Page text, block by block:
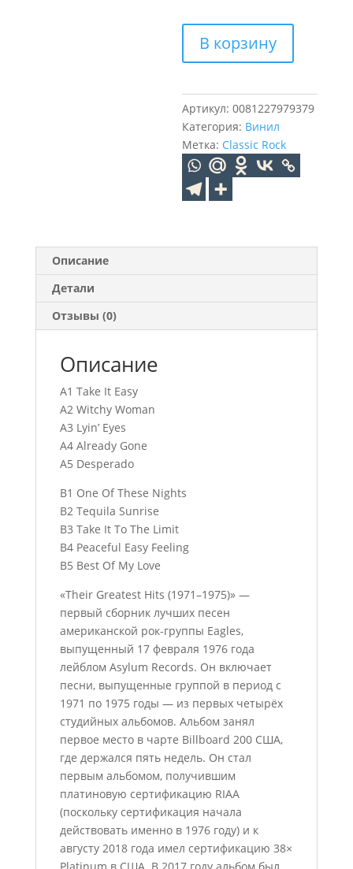
товара
Eagles
Greatest
Hits
1971-
1975
(1LP)
В корзину
Артикул:0081227979379
Категория: Винил
Метка: Classic Rock
Описание
Детали
Отзывы (0)
Описание
A1 Take It Easy
A2 Witchy Woman
A3 Lyin’ Eyes
A4 Already Gone
A5 Desperado
B1 One Of These Nights
B2 Tequila Sunrise
B3 Take It To The Limit
B4 Peaceful Easy Feeling
B5 Best Of My Love
«Their Greatest Hits (1971–1975)» —
первый сборник лучших песен
американской рок-группы Eagles,
выпущенный 17 февраля 1976 года
лейблом Asylum Records. Он включает
песни, выпущенные группой в период с
1971 по 1975 годы — из первых четырёх
студийных альбомов. Альбом занял
первое место в чарте Billboard 200 США,
где держался пять недель. Он стал
первым альбомом, получившим
платиновую сертификацию RIAA
(поскольку сертификация начала
действовать именно в 1976 году) и к
августу 2018 года имел сертификацию 38×